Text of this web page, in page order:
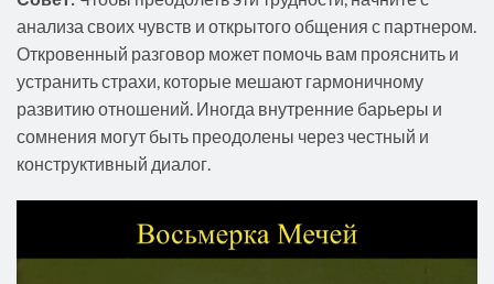
анализа своих чувств и открытого общения с партнером.
Откровенный разговор может помочь вам прояснить и
устранить страхи, которые мешают гармоничному
развитию отношений. Иногда внутренние барьеры и
сомнения могут быть преодолены через честный и
конструктивный диалог.